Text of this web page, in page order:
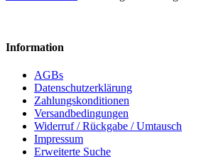
Information
AGBs
Datenschutzerklärung
Zahlungskonditionen
Versandbedingungen
Widerruf / Rückgabe / Umtausch
Impressum
Erweiterte Suche